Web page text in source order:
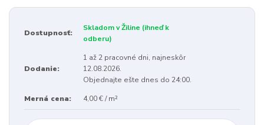
Dostupnosť:
Skladom v Žiline (ihneď k
odberu)
Dodanie:
1 až 2 pracovné dni, najneskôr
12.08.2026.
Objednajte ešte dnes do 24:00.
Merná cena: 4,00 € / m²